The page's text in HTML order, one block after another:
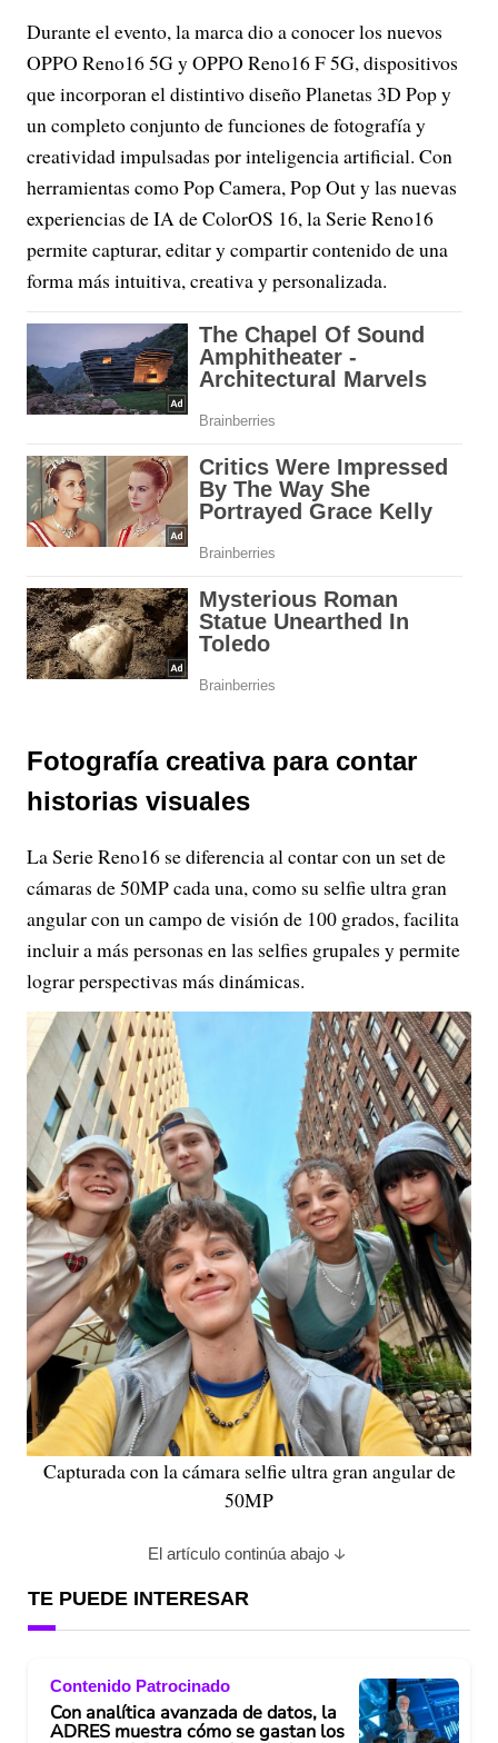
Durante el evento, la marca dio a conocer los nuevos
OPPO Reno16 5G y OPPO Reno16 F 5G, dispositivos
que incorporan el distintivo diseño Planetas 3D Pop y
un completo conjunto de funciones de fotografía y
creatividad impulsadas por inteligencia artificial. Con
herramientas como Pop Camera, Pop Out y las nuevas
experiencias de IA de ColorOS 16, la Serie Reno16
permite capturar, editar y compartir contenido de una
forma más intuitiva, creativa y personalizada.
Fotografía creativa para contar
historias visuales
La Serie Reno16 se diferencia al contar con un set de
cámaras de 50MP cada una, como su selfie ultra gran
angular con un campo de visión de 100 grados, facilita
incluir a más personas en las selfies grupales y permite
lograr perspectivas más dinámicas.
Capturada con la cámara selfie ultra gran angular de
50MP
El artículo continúa abajo
TE PUEDE INTERESAR
Contenido Patrocinado
Con analítica avanzada de datos, la
ADRES muestra cómo se gastan los